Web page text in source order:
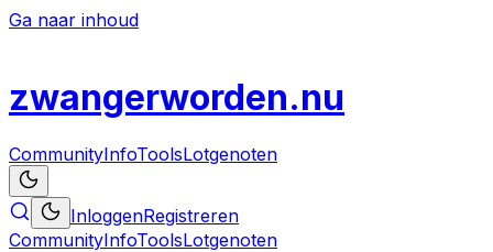
Ga naar inhoud
zwangerworden.nu
CommunityInfoToolsLotgenoten
InloggenRegistreren
CommunityInfoToolsLotgenoten